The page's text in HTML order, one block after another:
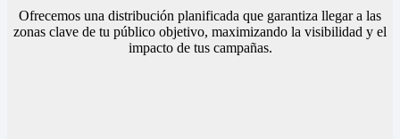
Ofrecemos una distribución planificada que garantiza llegar a las
zonas clave de tu público objetivo, maximizando la visibilidad y el
impacto de tus campañas.